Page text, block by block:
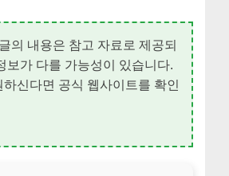
의 내용은 참고 자료로 제공되
보가 다를 가능성이 있습니다.
신다면 공식 웹사이트를 확인